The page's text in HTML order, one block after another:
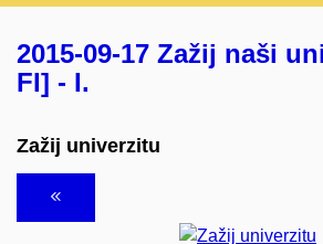
2015-09-17 Zažij naši
FI] - I.
Zažij univerzitu